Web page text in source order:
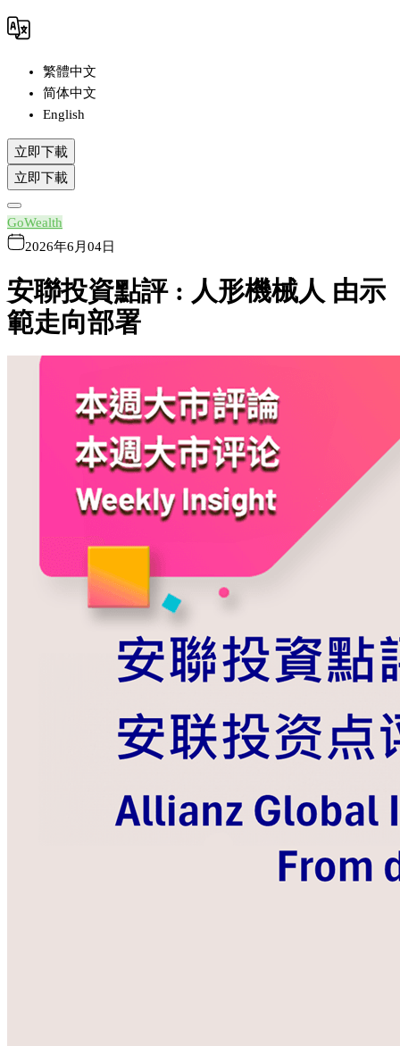
繁體中文
简体中文
English
立即下載
立即下載
GoWealth
2026年6月04日
安聯投資點評 : 人形機械人 由示
範走向部署